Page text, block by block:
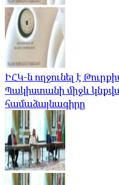
ԻՀԿ-ն ողջունել է
Պակիստանի միջև
համաձայնագիրը